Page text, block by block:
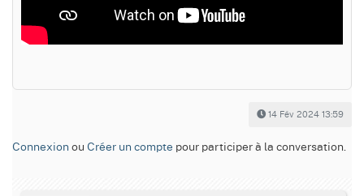
14 Fév 2024 13:59
Connexion ou Créer un compte pour participer à la conversation.